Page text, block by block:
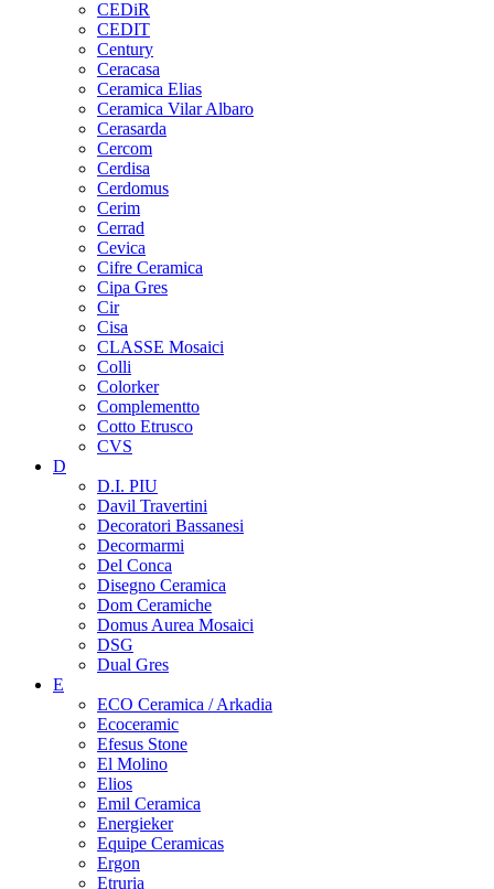
CEDiR
CEDIT
Century
Ceracasa
Ceramica Elias
Ceramica Vilar Albaro
Cerasarda
Cercom
Cerdisa
Cerdomus
Cerim
Cerrad
Cevica
Cifre Ceramica
Cipa Gres
Cir
Cisa
CLASSE Mosaici
Colli
Colorker
Complementto
Cotto Etrusco
CVS
D
D.I. PIU
Davil Travertini
Decoratori Bassanesi
Decormarmi
Del Conca
Disegno Ceramica
Dom Ceramiche
Domus Aurea Mosaici
DSG
Dual Gres
E
ECO Ceramica / Arkadia
Ecoceramic
Efesus Stone
El Molino
Elios
Emil Ceramica
Energieker
Equipe Ceramicas
Ergon
Etruria